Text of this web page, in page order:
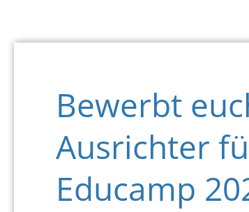
Bewerbt
Ausrichter
Educamp